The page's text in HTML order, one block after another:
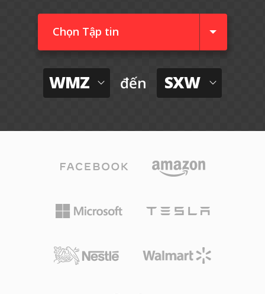
Chọn Tập tin
WMZ đến SXW